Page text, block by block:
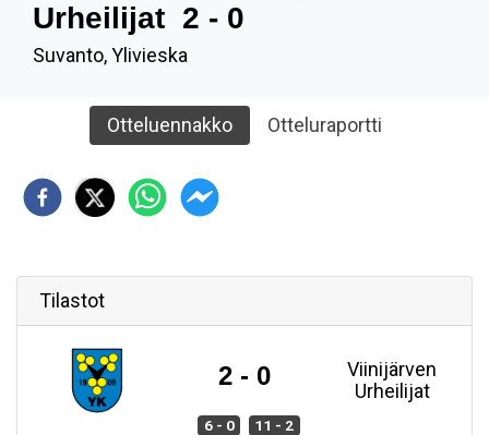
Urheilijat 2 - 0
Suvanto, Ylivieska
Otteluennakko Otteluraportti
Tilastot
2 - 0
Viinijärven
Urheilijat
6 - 0 11 - 2